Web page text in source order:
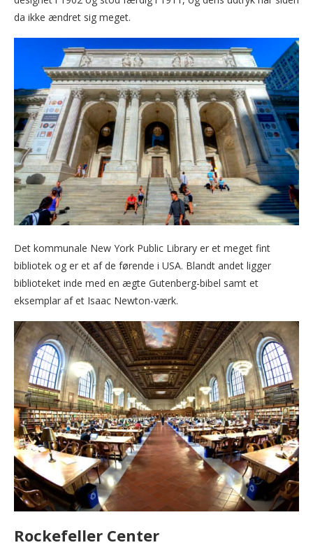
da ikke ændret sig meget.
Det kommunale New York Public Library er et meget fint
bibliotek og er et af de førende i USA. Blandt andet ligger
biblioteket inde med en ægte Gutenberg-bibel samt et
eksemplar af et Isaac Newton-værk.
Rockefeller Center